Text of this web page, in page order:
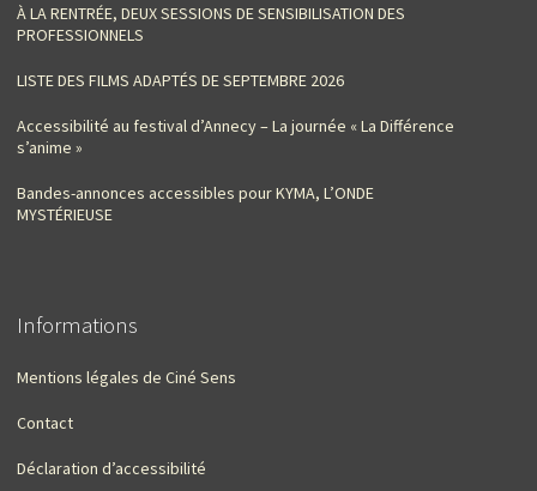
À LA RENTRÉE, DEUX SESSIONS DE SENSIBILISATION DES
PROFESSIONNELS
LISTE DES FILMS ADAPTÉS DE SEPTEMBRE 2026
Accessibilité au festival d’Annecy – La journée « La Différence
s’anime »
Bandes-annonces accessibles pour KYMA, L’ONDE
MYSTÉRIEUSE
Informations
Mentions légales de Ciné Sens
Contact
Déclaration d’accessibilité